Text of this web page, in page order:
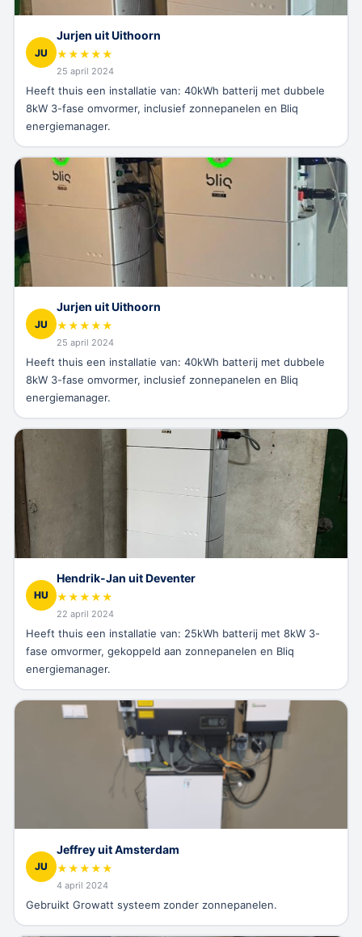
JU
Jurjen uit Uithoorn
★★★★★
25 april 2024
Heeft thuis een installatie van: 40kWh batterij met dubbele
8kW 3-fase omvormer, inclusief zonnepanelen en Bliq
energiemanager.
JU
Jurjen uit Uithoorn
★★★★★
25 april 2024
Heeft thuis een installatie van: 40kWh batterij met dubbele
8kW 3-fase omvormer, inclusief zonnepanelen en Bliq
energiemanager.
HU
Hendrik-Jan uit Deventer
★★★★★
22 april 2024
Heeft thuis een installatie van: 25kWh batterij met 8kW 3-
fase omvormer, gekoppeld aan zonnepanelen en Bliq
energiemanager.
JU
Jeffrey uit Amsterdam
★★★★★
4 april 2024
Gebruikt Growatt systeem zonder zonnepanelen.